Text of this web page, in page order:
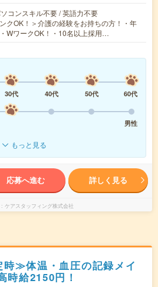
コンスキル不要 / 英語力不要
クOK！＞介護の経験をお持ちの方！・年
WワークOK！・10名以上採用…
30代 40代 50代
60代
男性
もっと見る
応募へ進む 詳しく見る
ケアスタッフィング株式会社
≫体温・血圧の記録メイ
時給2150円！